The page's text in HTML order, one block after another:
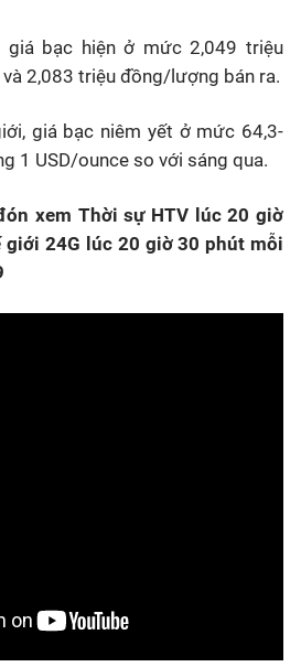
giá bạc hiện ở mức 2,049 triệu
2,083 triệu đồng/lượng bán ra.
giá bạc niêm yết ở mức 64,3-
1 USD/ounce so với sáng qua.
xem Thời sự HTV lúc 20 giờ
giới 24G lúc 20 giờ 30 phút mỗi